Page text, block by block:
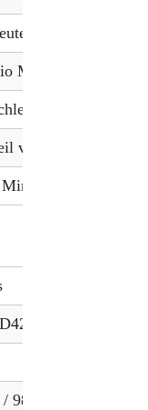
MT
von AGCO)
USA
988.6 in³